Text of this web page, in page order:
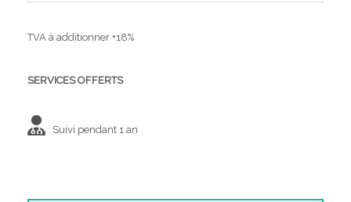
TVA à additionner +18%
SERVICES OFFERTS
Suivi pendant 1 an